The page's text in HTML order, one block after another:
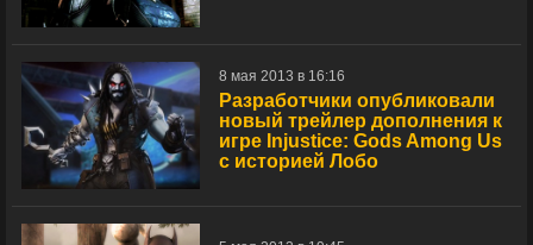
8 мая 2013 в 16:16
Разработчики опубликовали
новый трейлер дополнения к
игре Injustice: Gods Among Us
с историей Лобо